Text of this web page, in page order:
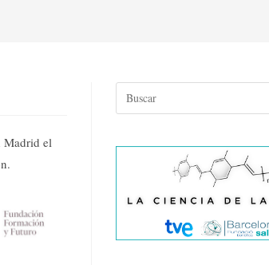
Madrid el